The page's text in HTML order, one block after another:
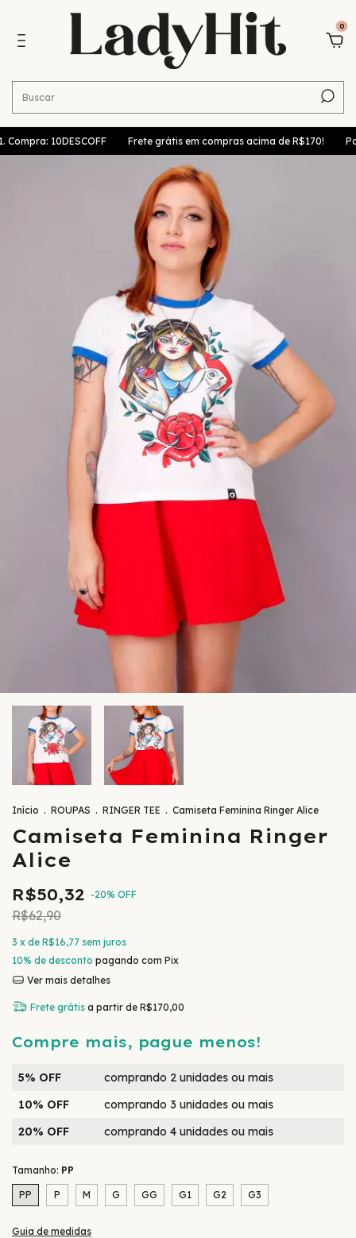
0
10DESCOFF Frete grátis em compras acima de R$170!
Início . ROUPAS . RINGER TEE . Camiseta Feminina Ringer Alice
Camiseta Feminina Ringer
Alice
R$50,32 -20% OFF
R$62,90
3 x de R$16,77 sem juros
10% de desconto pagando com Pix
Ver mais detalhes
Frete grátis a partir de R$170,00
Compre mais, pague menos!
5% OFF
comprando 2 unidades ou mais
10% OFF
comprando 3 unidades ou mais
20% OFF
comprando 4 unidades ou mais
Tamanho: PP
PP P M G GG G1 G2 G3
Guia de medidas